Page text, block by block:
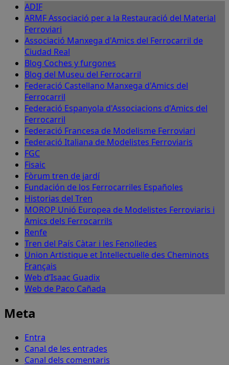
ADIF
ARMF Associació per a la Restauració del Material
Ferroviari
Associació Manxega d'Amics del Ferrocarril de
Ciudad Real
Blog Coches y furgones
Blog del Museu del Ferrocarril
Federació Castellano Manxega d'Amics del
Ferrocarril
Federació Espanyola d'Associacions d'Amics del
Ferrocarril
Federació Francesa de Modelisme Ferroviari
Federació Italiana de Modelistes Ferroviaris
FGC
Fisaic
Fòrum tren de jardí
Fundación de los Ferrocarriles Españoles
Historias del Tren
MOROP Unió Europea de Modelistes Ferroviaris i
Amics dels Ferrocarrils
Renfe
Tren del País Càtar i les Fenolledes
Union Artistique et Intellectuelle des Cheminots
Français
Web d’Isaac Guadix
Web de Paco Cañada
Meta
Entra
Canal de les entrades
Canal dels comentaris